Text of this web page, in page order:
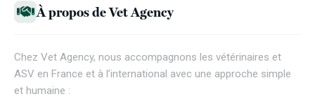
À propos de Vet Agency
Chez Vet Agency, nous accompagnons les vétérinaires et
ASV en France et à l’international avec une approche simple
et humaine :